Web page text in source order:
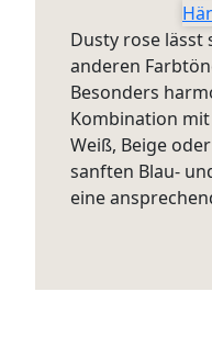
Dusty rose
anderen
Besonders
Kombination
Weiß, Beige
sanften Blau-
eine